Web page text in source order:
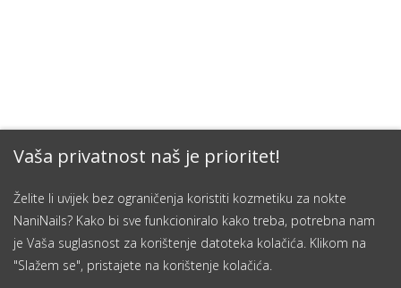
Vaša privatnost naš je prioritet!
Želite li uvijek bez ograničenja koristiti kozmetiku za nokte
NaniNails? Kako bi sve funkcioniralo kako treba, potrebna nam
je Vaša suglasnost za korištenje datoteka kolačića. Klikom na
"Slažem se", pristajete na korištenje kolačića.